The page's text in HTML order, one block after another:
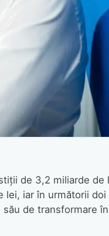
de 3,2 miliarde de
iar în următorii doi
de transformare